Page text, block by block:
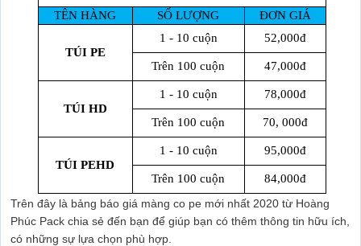
TÊN HÀNG SỐ LƯỢNG ĐƠN GIÁ
TÚI PE
1 - 10 cuộn 52,000đ
Trên 100 cuộn 47,000đ
TÚI HD
1 - 10 cuộn 78,000đ
Trên 100 cuộn 70, 000đ
TÚI PEHD
1 - 10 cuộn 95,000đ
Trên 100 cuộn
84,000đ
Trên đây là bảng báo giá màng co pe mới nhất 2020 từ Hoàng
Phúc Pack chia sẻ đến bạn để giúp bạn có thêm thông tin hữu ích,
có những sự lựa chọn phù hợp.